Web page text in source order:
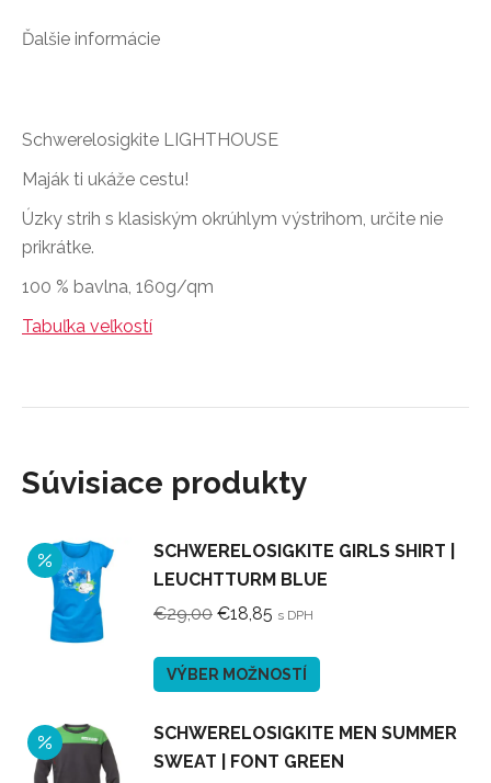
Ďalšie informácie
Schwerelosigkite LIGHTHOUSE
Maják ti ukáže cestu!
Úzky strih s klasiským okrúhlym výstrihom, určite nie
prikrátke.
100 % bavlna, 160g/qm
Tabuľka veľkostí
Súvisiace produkty
SCHWERELOSIGKITE GIRLS SHIRT |
LEUCHTTURM BLUE
€29,00 Pôvodná
bola:
€29,00.
€18,85 Aktuálna
je:
€18,85.
s DPH
VÝBER MOŽNOSTÍ
má
viacero
SCHWERELOSIGKITE MEN SUMMER
SWEAT | FONT GREEN